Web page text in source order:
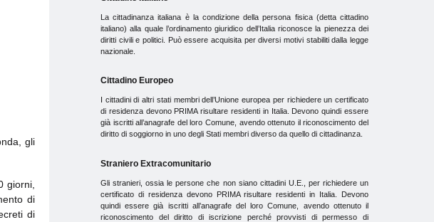
gli
giorni,
di
di
La cittadinanza italiana è la condizione della persona fisica (detta cittadino
italiano) alla quale l’ordinamento giuridico dell’Italia riconosce la pienezza dei
diritti civili e politici. Può essere acquisita per diversi motivi stabiliti dalla legge
nazionale.
Cittadino Europeo
I cittadini di altri stati membri dell’Unione europea per richiedere un certificato
di residenza devono PRIMA risultare residenti in Italia. Devono quindi essere
già iscritti all’anagrafe del loro Comune, avendo ottenuto il riconoscimento del
diritto di soggiorno in uno degli Stati membri diverso da quello di cittadinanza.
Straniero Extracomunitario
Gli stranieri, ossia le persone che non siano cittadini U.E., per richiedere un
certificato di residenza devono PRIMA risultare residenti in Italia. Devono
quindi essere già iscritti all’anagrafe del loro Comune, avendo ottenuto il
riconoscimento del diritto di iscrizione perché provvisti di permesso di